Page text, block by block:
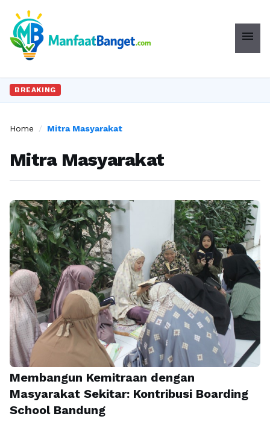
menu
BREAKING
Home / Mitra Masyarakat
Mitra Masyarakat
Membangun Kemitraan dengan
Masyarakat Sekitar: Kontribusi Boarding
School Bandung